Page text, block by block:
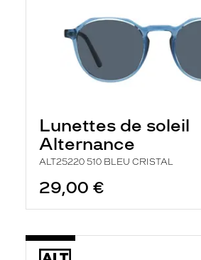
Lunettes de soleil
Alternance
ALT25220 510 BLEU CRISTAL
29,00 €